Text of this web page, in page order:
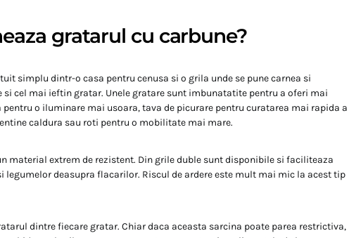
gratarul cu carbune?
simplu dintr-o casa pentru cenusa si o grila unde se pune carnea si
si cel mai ieftin gratar. Unele gratare sunt imbunatatite pentru a oferi mai
o iluminare mai usoara, tava de picurare pentru curatarea mai rapida a
caldura sau roti pentru o mobilitate mai mare.
material extrem de rezistent. Din grile duble sunt disponibile si faciliteaza
legumelor deasupra flacarilor. Riscul de ardere este mult mai mic la acest tip
dintre fiecare gratar. Chiar daca aceasta sarcina poate parea restrictiva,